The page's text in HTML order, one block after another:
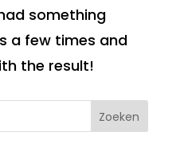
something
a few times and
the result!